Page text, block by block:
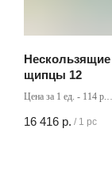
щипцы 12
Цена за 1 ед. - 114 р.
16 416 р. / 1 pc